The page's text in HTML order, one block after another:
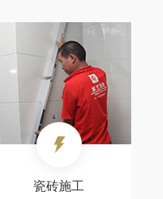
瓷砖施工